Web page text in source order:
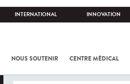
INTERNATIONAL INNOVATION
NOUS SOUTENIR CENTRE MÉDICAL